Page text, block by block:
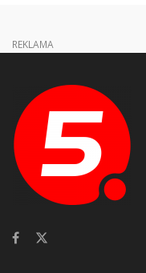
REKLAMA